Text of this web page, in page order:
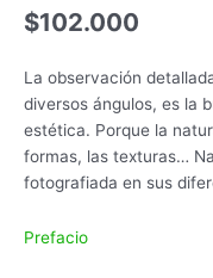
$102.000
La observación
diversos ángulos, es la
estética. Porque la
formas, las texturas…
fotografiada en sus
Prefacio